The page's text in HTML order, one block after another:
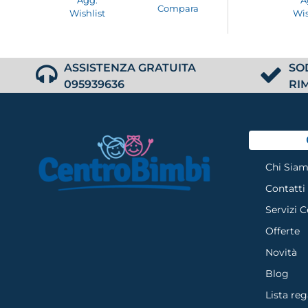
Wishlist
Compara
ASSISTENZA GRATUITA
095939636
Chi
Contatti
Servizi
Offerte
Novità
Blog
Lista